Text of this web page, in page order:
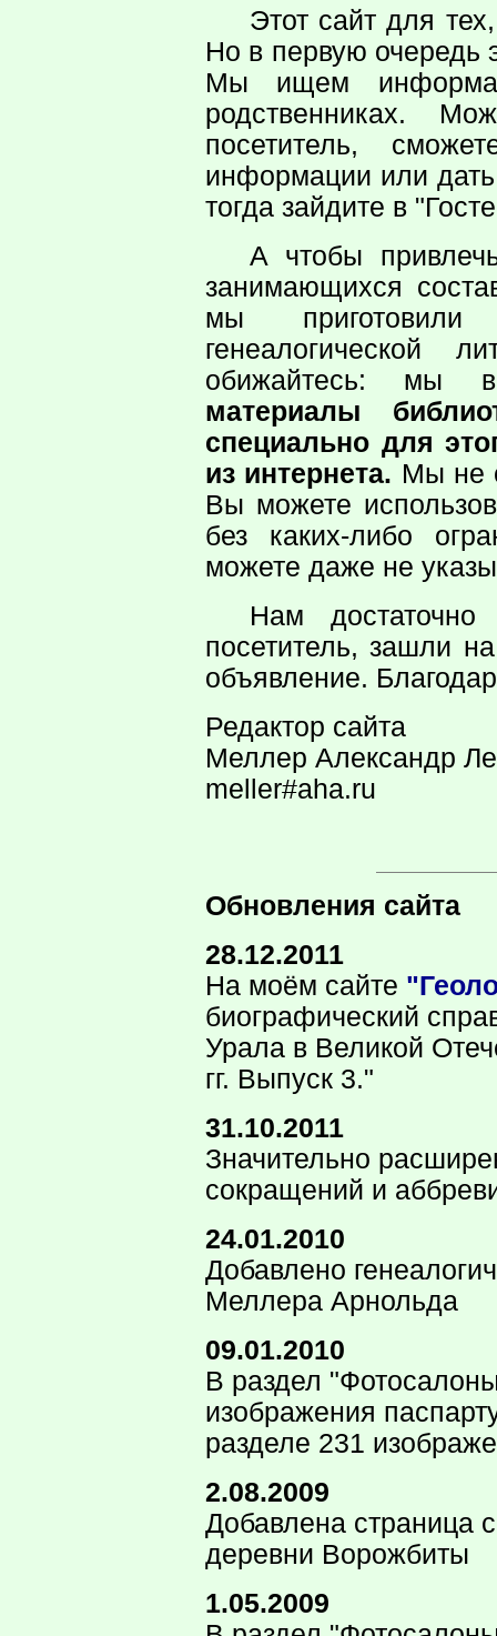
Этот сайт для
Но в первую очередь
Мы ищем
родственниках.
посетитель,
информации или
тогда зайдите в
А чтобы
занимающихся
мы
генеалогической
обижайтесь: мы
материалы
специально для
из интернета. Мы не
Вы можете
без каких-либо
можете даже не
Нам
посетитель, зашли
объявление.
Редактор сайта
Меллер Александр
meller#aha.ru
Обновления сайта
28.12.2011
На моём сайте
биографический
Урала в Великой
гг. Выпуск 3."
31.10.2011
Значительно
сокращений и
24.01.2010
Добавлено
Меллера Арнольда
09.01.2010
В раздел
изображения
разделе 231
2.08.2009
Добавлена страница
деревни Ворожбиты
1.05.2009